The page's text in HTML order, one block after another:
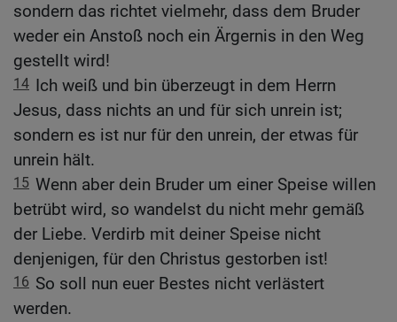
sondern das richtet vielmehr, dass dem Bruder
weder ein Anstoß noch ein Ärgernis in den Weg
gestellt wird!
14 Ich weiß und bin überzeugt in dem Herrn
Jesus, dass nichts an und für sich unrein ist;
sondern es ist nur für den unrein, der etwas für
unrein hält.
15 Wenn aber dein Bruder um einer Speise willen
betrübt wird, so wandelst du nicht mehr gemäß
der Liebe. Verdirb mit deiner Speise nicht
denjenigen, für den Christus gestorben ist!
16 So soll nun euer Bestes nicht verlästert
werden.